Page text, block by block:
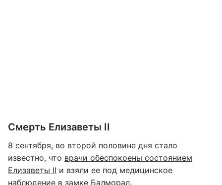
Смерть Елизаветы II
8 сентября, во второй половине дня стало
известно, что врачи обеспокоены состоянием
Елизаветы II и взяли ее под медицинское
наблюдение в замке Балморал.